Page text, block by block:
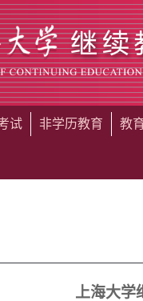
试 非学历教育 教
上海大学